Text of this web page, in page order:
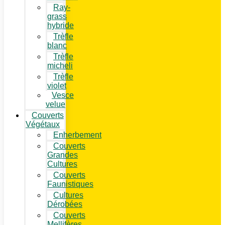
Ray-
grass
hybride
Trèfle
blanc
Trèfle
micheli
Trèfle
violet
Vesce
velue
Couverts
Végétaux
Enherbement
Couverts
Grandes
Cultures
Couverts
Faunistiques
Cultures
Dérobées
Couverts